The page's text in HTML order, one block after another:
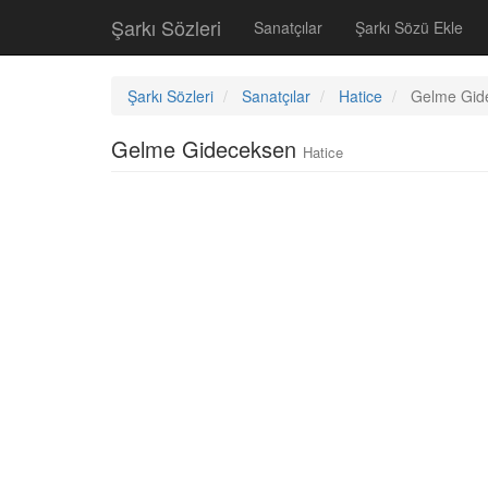
Şarkı Sözleri Sanatçılar Şarkı Sözü Ekle
Şarkı Sözleri Sanatçılar Hatice Gelme
Gelme Gideceksen Hatice